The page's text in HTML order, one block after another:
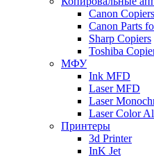
Canon Copiers
Canon Parts
Sharp Copiers
Toshiba
МФУ
Ink MFD
Laser MFD
Laser
Laser Color
Принтеры
3d Printer
InK Jet